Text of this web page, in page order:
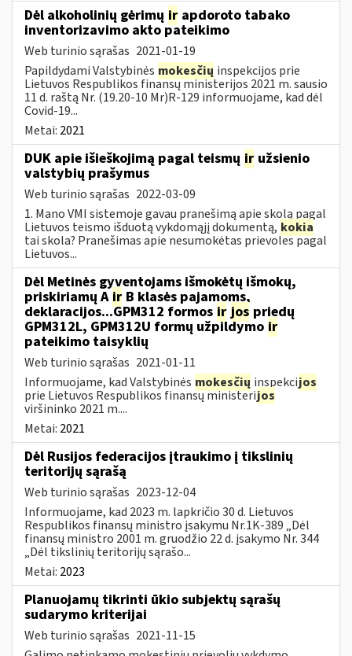
Dėl alkoholinių gėrimų ir apdoroto tabako
inventorizavimo akto pateikimo
Web turinio sąrašas 2021-01-19
Papildydami Valstybinės mokesčių inspekcijos prie
Lietuvos Respublikos finansų ministerijos 2021 m. sausio
11 d. raštą Nr. (19.20-10 Mr)R-129 informuojame, kad dėl
Covid-19...
Metai: 2021
DUK apie išieškojimą pagal teismų ir užsienio
valstybių prašymus
Web turinio sąrašas 2022-03-09
1. Mano VMI sistemoje gavau pranešimą apie skolą pagal
Lietuvos teismo išduotą vykdomąjį dokumentą, kokia
tai skola? Pranešimas apie nesumokėtas prievoles pagal
Lietuvos...
Dėl Metinės gyventojams išmokėtų išmokų,
priskiriamų A ir B klasės pajamoms,
deklaracijos...GPM312 formos ir jos priedų
GPM312L, GPM312U formų užpildymo ir
pateikimo taisyklių
Web turinio sąrašas 2021-01-11
Informuojame, kad Valstybinės mokesčių inspekcijos
prie Lietuvos Respublikos finansų ministerijos
viršininko 2021 m....
Metai: 2021
Dėl Rusijos federacijos įtraukimo į tikslinių
teritorijų sąrašą
Web turinio sąrašas 2023-12-04
Informuojame, kad 2023 m. lapkričio 30 d. Lietuvos
Respublikos finansų ministro įsakymu Nr.1K-389 „Dėl
finansų ministro 2001 m. gruodžio 22 d. įsakymo Nr. 344
„Dėl tikslinių teritorijų sąrašo...
Metai: 2023
Planuojamų tikrinti ūkio subjektų sąrašų
sudarymo kriterijai
Web turinio sąrašas 2021-11-15